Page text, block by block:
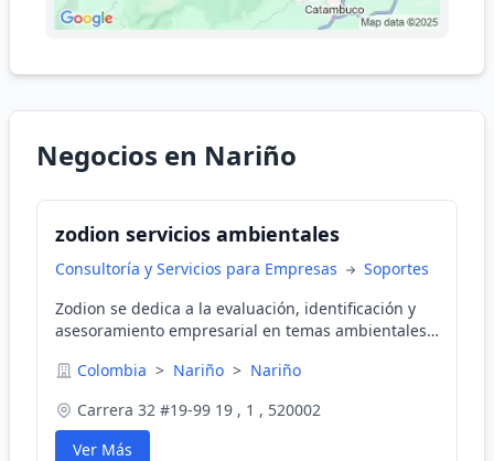
Negocios en Nariño
zodion servicios ambientales
Consultoría y Servicios para Empresas
Soportes
Zodion se dedica a la evaluación, identificación y
asesoramiento empresarial en temas ambientales,
enfoque ecológico se basa en la búsqueda de
de impactos ambientales y la protección de la
salud.
Colombia > Nariño > Nariño
Carrera 32 #19-99 19 , 1 , 520002
Ver Más